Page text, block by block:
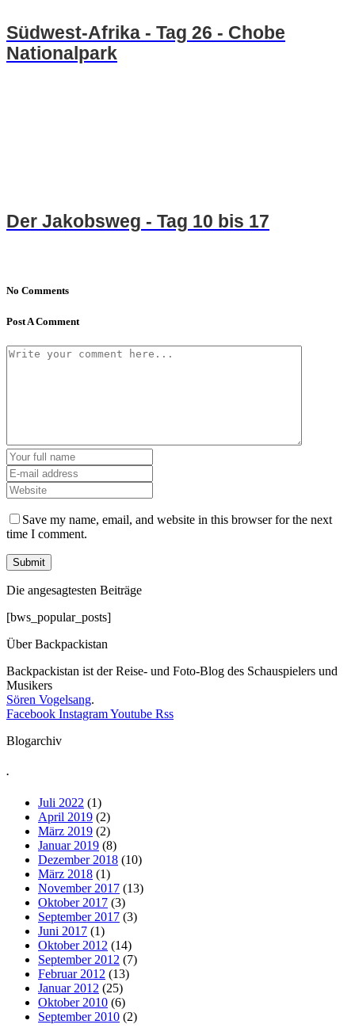
Südwest-Afrika - Tag 26 - Chobe
Nationalpark
Der Jakobsweg - Tag 10 bis 17
No Comments
Post A Comment
Save my name, email, and website in this browser for the next
time I comment.
Die angesagtesten Beiträge
[bws_popular_posts]
Über Backpackistan
Backpackistan ist der Reise- und Foto-Blog des Schauspielers und
Musikers
Sören Vogelsang.
Facebook InstagramYoutube Rss
Blogarchiv
.
Juli 2022 (1)
April 2019 (2)
März 2019 (2)
Januar 2019 (8)
Dezember 2018 (10)
März 2018 (1)
November 2017 (13)
Oktober 2017 (3)
September 2017 (3)
Juni 2017 (1)
Oktober 2012 (14)
September 2012 (7)
Februar 2012 (13)
Januar 2012 (25)
Oktober 2010 (6)
September 2010 (2)